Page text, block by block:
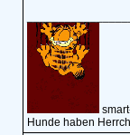
Hunde haben